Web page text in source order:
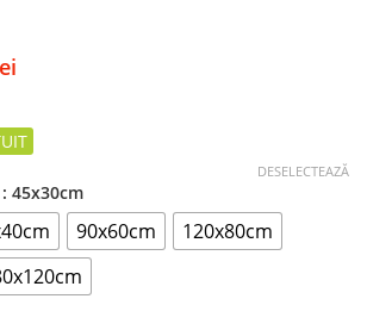
: 45x30cm
90x60cm
120x80cm
DESELECTEAZĂ